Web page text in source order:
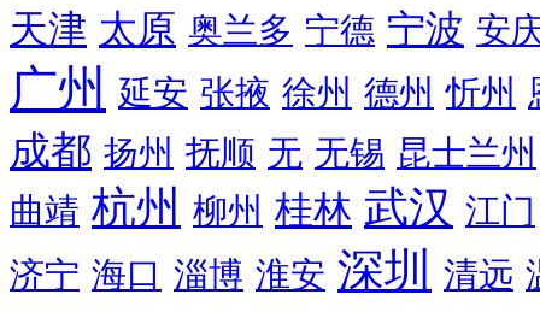
天津 太原 奥兰多 宁德 宁波 安
广州 延安 张掖 徐州 德州 忻州
成都 扬州 抚顺 无 无锡 昆士兰州
曲靖 杭州 柳州 桂林 武汉 江门
济宁 海口 淄博 淮安 深圳 清远